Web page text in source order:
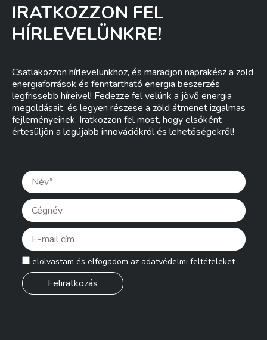
IRATKOZZON FEL
HÍRLEVELÜNKRE!
Csatlakozzon hírlevelünkhöz, és maradjon naprakész a zöld
energiaforrások és fenntartható energia beszerzés
legfrissebb híreivel! Fedezze fel velünk a jövő energia
megoldásait, és legyen részese a zöld átmenet izgalmas
fejleményeinek. Iratkozzon fel most, hogy elsőként
értesüljön a legújabb innovációkról és lehetőségekről!
elolvastam és elfogadom az adatvédelmi feltételeket